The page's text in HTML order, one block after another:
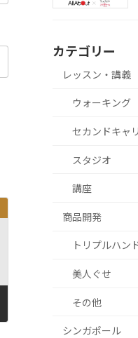
カテゴリー
レッスン・講義
ウォーキング
セカンドキャ
スタジオ
講座
商品開発
トリプルハン
美人ぐせ
その他
シンガポール